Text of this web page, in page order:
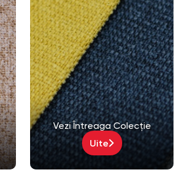
Vezi Întreaga Colecție
Uite